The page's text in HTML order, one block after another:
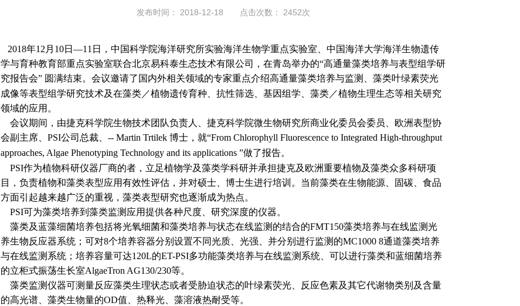
发布时间： 2018-12-18 点击次数： 2452次
2018年12月10日—11日，中国科学院海洋研究所实验海洋生物学重点实验室、中国海洋大学海洋生物遗传
学与育种教育部重点实验室联合北京易科泰生态技术有限公司，在青岛举办的“高通量藻类培养与表型组学研
究报告会” 圆满结束。会议邀请了国内外相关领域的专家重点介绍高通量藻类培养与监测、藻类叶绿素荧光
成像等表型组学研究技术及在藻类／植物遗传育种、抗性筛选、基因组学、藻类／植物生理生态等相关研究
领域的应用。
会议期间，由捷克科学院生物技术团队负责人、捷克科学院微生物研究所商业化委员会委员、欧洲表型协
会副主席、PSI公司总裁、-- Martin Trtilek 博士，就“From Chlorophyll Fluorescence to Integrated High-throughput
approaches, Algae Phenotyping Technology and its applications ”做了报告。
PSI作为植物科研仪器厂商的者，立足植物学及藻类学科研并承担捷克及欧洲重要植物及藻类众多科研项
目，负责植物和藻类表型应用有效性评估，并对硕士、博士生进行培训。当前藻类在生物能源、固碳、食品
方面引起越来越广泛的重视，藻类表型研究也逐渐成为热点。
PSI可为藻类培养到藻类监测应用提供各种尺度、研究深度的仪器。
藻类及蓝藻细菌培养包括将光氧细菌和藻类培养与状态在线监测的结合的FMT150藻类培养与在线监测光
养生物反应器系统；可对8个培养容器分别设置不同光质、光强、并分别进行监测的MC1000 8通道藻类培养
与在线监测系统；培养容量可达120L的ET-PSI多功能藻类培养与在线监测系统、可以进行藻类和蓝细菌培养
的立柜式振荡生长室AlgaeTron AG130/230等。
藻类监测仪器可测量反应藻类生理状态或者受胁迫状态的叶绿素荧光、反应色素及其它代谢物类别及含量
的高光谱、藻类生物量的OD值、热释光、藻溶液热耐受等。